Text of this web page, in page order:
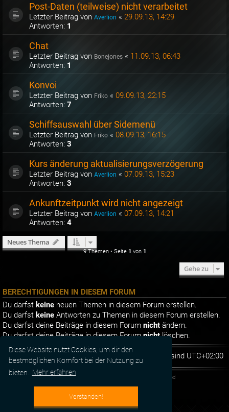
Diese Website nutzt Cookies, um dir den
bestmöglichen Komfort bei der Nutzung zu
bieten.
Mehr erfahren
Verstanden!
Post-Daten (teilweise) nicht verarbeitet
Letzter Beitrag von Averlion « 29.09.13, 14:29
Antworten: 1
Chat
Letzter Beitrag von Bonejones « 11.09.13, 06:43
Antworten: 1
Konvoi
Letzter Beitrag von Friko « 09.09.13, 22:15
Antworten: 7
Schiffsauswahl über Sidemenü
Letzter Beitrag von Friko « 08.09.13, 16:15
Antworten: 3
Kurs änderung aktualisierungsverzögerung
Letzter Beitrag von Averlion « 07.09.13, 15:23
Antworten: 3
Ankunftzeitpunkt wird nicht angezeigt
Letzter Beitrag von Averlion « 07.09.13, 14:21
Antworten: 4
Neues Thema
9 Themen • Seite 1 von 1
Gehe zu
BERECHTIGUNGEN IN DIESEM FORUM
Du darfst keine neuen Themen in diesem Forum erstellen.
Du darfst keine Antworten zu Themen in diesem Forum erstellen.
Du darfst deine Beiträge in diesem Forum nicht ändern.
Du darfst deine Beiträge in diesem Forumnichtlöschen.
Foren-Übersicht Alle Zeiten sind UTC+02:00
Powered by
® Forum Software © phpBB Limited
Deutsche Übersetzung durchphpBB.de
Datenschutz|